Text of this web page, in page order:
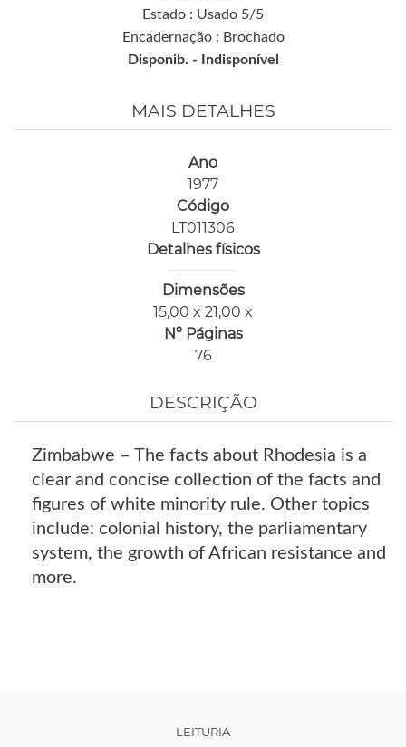
Estado : Usado 5/5
Encadernação : Brochado
Disponib. -
Indisponível
MAIS DETALHES
Ano
1977
Código
LT011306
Detalhes físicos
Dimensões
15,00 x 21,00 x
Nº Páginas
76
DESCRIÇÃO
Zimbabwe – The facts about Rhodesia is a
clear and concise collection of the facts and
figures of white minority rule. Other topics
include: colonial history, the parliamentary
system, the growth of African resistance and
more.
LEITURIA